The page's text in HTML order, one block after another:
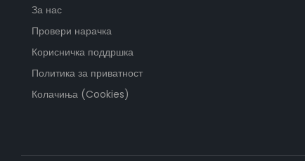
За нас
Провери нарачка
Корисничка поддршка
Политика за приватност
Колачиња (Cookies)